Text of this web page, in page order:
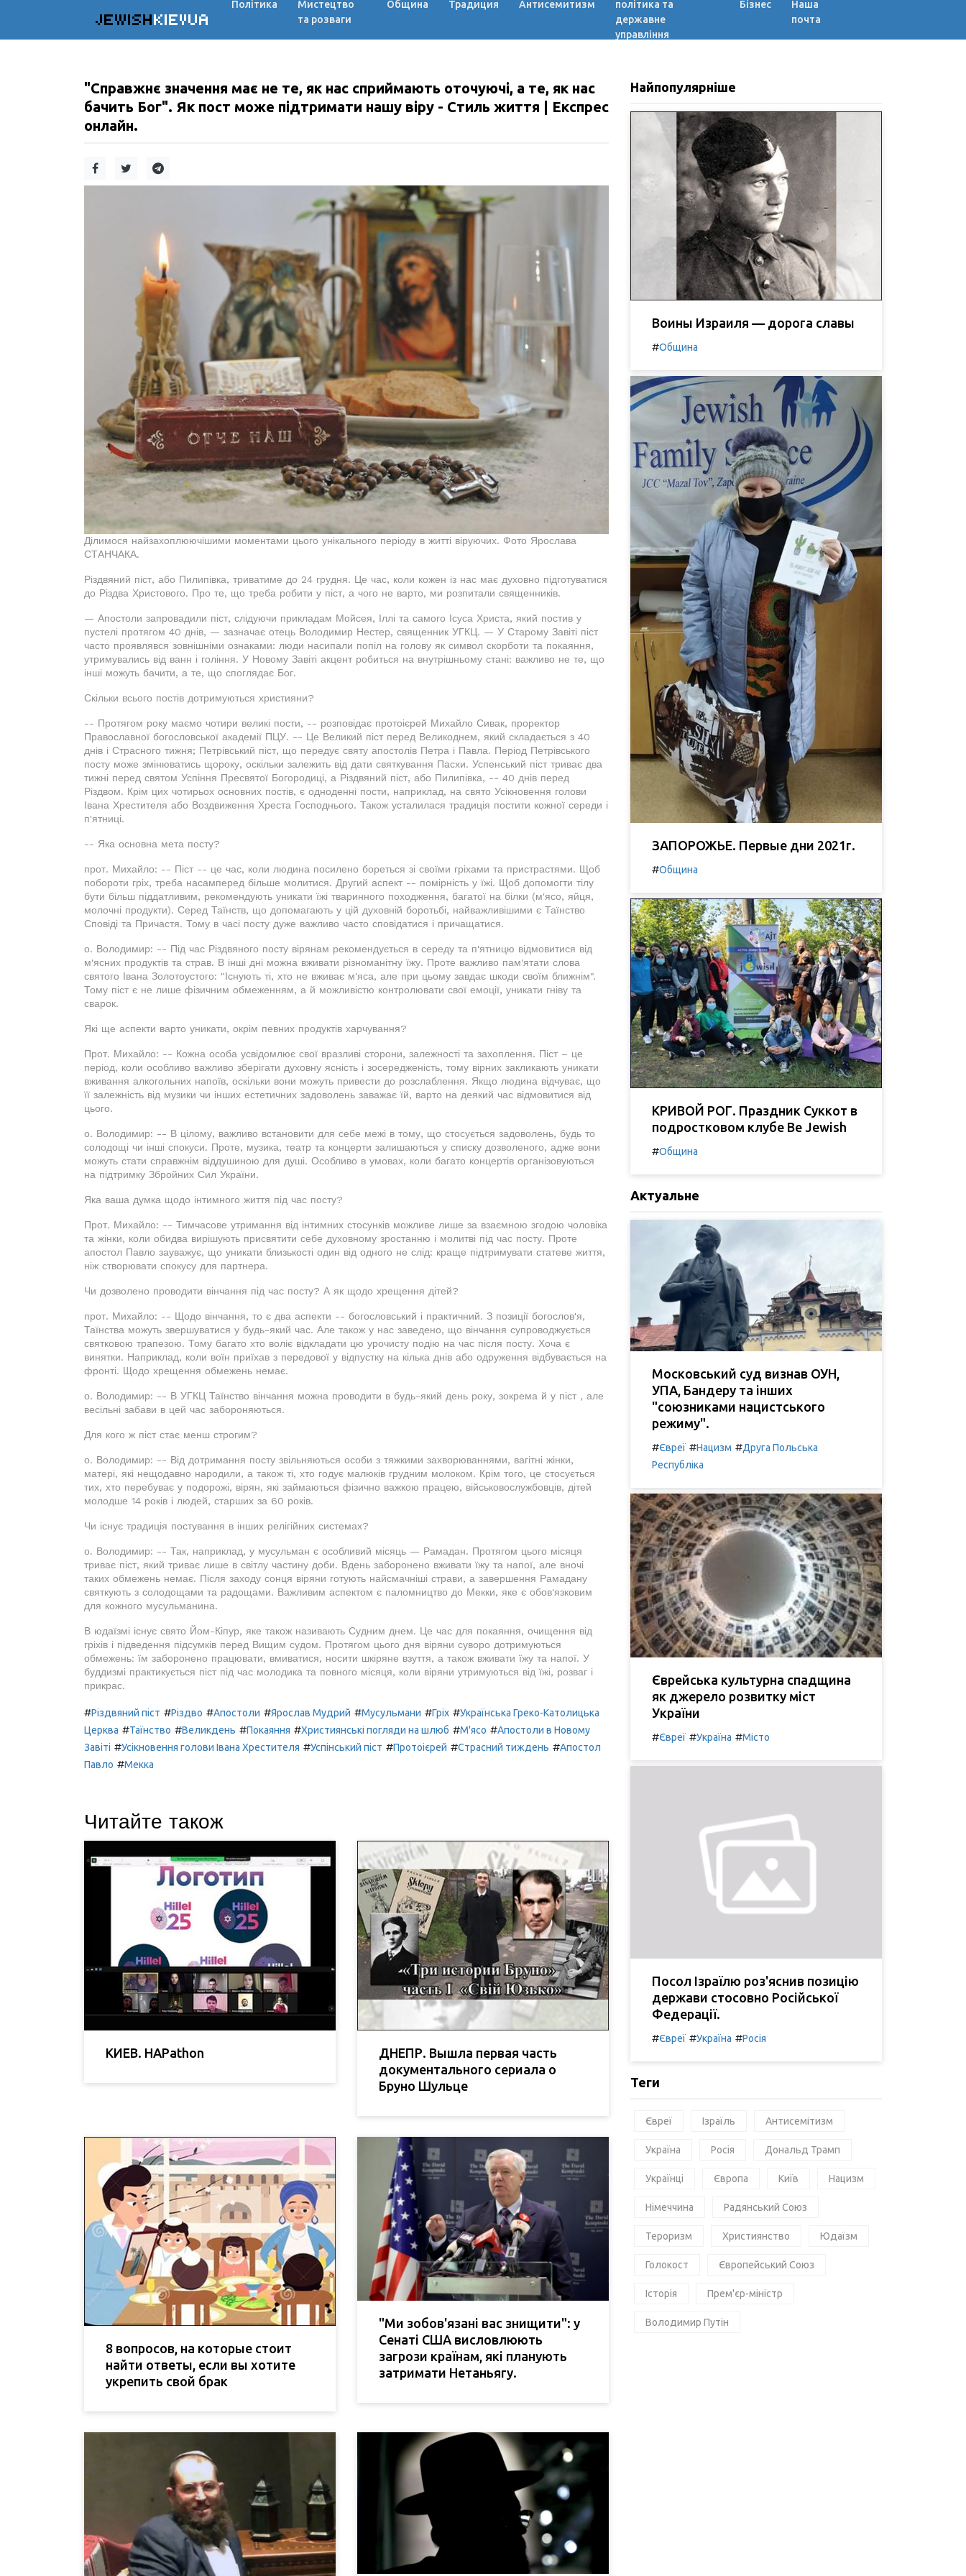
JEWISHKIEVUA
Політика
Мистецтво
та розваги
Община Традиция Антисемитизм
політика та
державне
управління
Бізнес
Наша
почта
"Справжнє значення має не те, як нас сприймають оточуючі, а те, як нас
бачить Бог". Як пост може підтримати нашу віру - Стиль життя | Експрес
онлайн.
Ділимося найзахоплюючішими моментами цього унікального періоду в житті віруючих. Фото Ярослава
СТАНЧАКА.
Різдвяний піст, або Пилипівка, триватиме до 24 грудня. Це час, коли кожен із нас має духовно підготуватися
до Різдва Христового. Про те, що треба робити у піст, а чого не варто, ми розпитали священників.
— Апостоли запровадили піст, слідуючи прикладам Мойсея, Іллі та самого Ісуса Христа, який постив у
пустелі протягом 40 днів, — зазначає отець Володимир Нестер, священник УГКЦ. — У Старому Завіті піст
часто проявлявся зовнішніми ознаками: люди насипали попіл на голову як символ скорботи та покаяння,
утримувались від ванн і гоління. У Новому Завіті акцент робиться на внутрішньому стані: важливо не те, що
інші можуть бачити, а те, що споглядає Бог.
Скільки всього постів дотримуються християни?
-- Протягом року маємо чотири великі пости, -- розповідає протоієрей Михайло Сивак, проректор
Православної богословської академії ПЦУ. -- Це Великий піст перед Великоднем, який складається з 40
днів і Страсного тижня; Петрівський піст, що передує святу апостолів Петра і Павла. Період Петрівського
посту може змінюватись щороку, оскільки залежить від дати святкування Пасхи. Успенський піст триває два
тижні перед святом Успіння Пресвятої Богородиці, а Різдвяний піст, або Пилипівка, -- 40 днів перед
Різдвом. Крім цих чотирьох основних постів, є одноденні пости, наприклад, на свято Усікновення голови
Івана Хрестителя або Воздвиження Хреста Господнього. Також усталилася традиція постити кожної середи і
п'ятниці.
-- Яка основна мета посту?
прот. Михайло: -- Піст -- це час, коли людина посилено бореться зі своїми гріхами та пристрастями. Щоб
побороти гріх, треба насамперед більше молитися. Другий аспект -- помірність у їжі. Щоб допомогти тілу
бути більш піддатливим, рекомендують уникати їжі тваринного походження, багатої на білки (м'ясо, яйця,
молочні продукти). Серед Таїнств, що допомагають у цій духовній боротьбі, найважливішими є Таїнство
Сповіді та Причастя. Тому в часі посту дуже важливо часто сповідатися і причащатися.
о. Володимир: -- Під час Різдвяного посту вірянам рекомендується в середу та п'ятницю відмовитися від
м'ясних продуктів та страв. В інші дні можна вживати різноманітну їжу. Проте важливо пам'ятати слова
святого Івана Золотоустого: "Існують ті, хто не вживає м'яса, але при цьому завдає шкоди своїм ближнім".
Тому піст є не лише фізичним обмеженням, а й можливістю контролювати свої емоції, уникати гніву та
сварок.
Які ще аспекти варто уникати, окрім певних продуктів харчування?
Прот. Михайло: -- Кожна особа усвідомлює свої вразливі сторони, залежності та захоплення. Піст – це
період, коли особливо важливо зберігати духовну ясність і зосередженість, тому вірних закликають уникати
вживання алкогольних напоїв, оскільки вони можуть привести до розслаблення. Якщо людина відчуває, що
її залежність від музики чи інших естетичних задоволень заважає їй, варто на деякий час відмовитися від
цього.
о. Володимир: -- В цілому, важливо встановити для себе межі в тому, що стосується задоволень, будь то
солодощі чи інші спокуси. Проте, музика, театр та концерти залишаються у списку дозволеного, адже вони
можуть стати справжнім віддушиною для душі. Особливо в умовах, коли багато концертів організовуються
на підтримку Збройних Сил України.
Яка ваша думка щодо інтимного життя під час посту?
Прот. Михайло: -- Тимчасове утримання від інтимних стосунків можливе лише за взаємною згодою чоловіка
та жінки, коли обидва вирішують присвятити себе духовному зростанню і молитві під час посту. Проте
апостол Павло зауважує, що уникати близькості один від одного не слід: краще підтримувати статеве життя,
ніж створювати спокусу для партнера.
Чи дозволено проводити вінчання під час посту? А як щодо хрещення дітей?
прот. Михайло: -- Щодо вінчання, то є два аспекти -- богословський і практичний. З позиції богослов'я,
Таїнства можуть звершуватися у будь-який час. Але також у нас заведено, що вінчання супроводжується
святковою трапезою. Тому багато хто воліє відкладати цю урочисту подію на час після посту. Хоча є
винятки. Наприклад, коли воїн приїхав з передової у відпустку на кілька днів або одруження відбувається на
фронті. Щодо хрещення обмежень немає.
о. Володимир: -- В УГКЦ Таїнство вінчання можна проводити в будь-який день року, зокрема й у піст , але
весільні забави в цей час забороняються.
Для кого ж піст стає менш строгим?
о. Володимир: -- Від дотримання посту звільняються особи з тяжкими захворюваннями, вагітні жінки,
матері, які нещодавно народили, а також ті, хто годує малюків грудним молоком. Крім того, це стосується
тих, хто перебуває у подорожі, вірян, які займаються фізично важкою працею, військовослужбовців, дітей
молодше 14 років і людей, старших за 60 років.
Чи існує традиція постування в інших релігійних системах?
о. Володимир: -- Так, наприклад, у мусульман є особливий місяць — Рамадан. Протягом цього місяця
триває піст, який триває лише в світлу частину доби. Вдень заборонено вживати їжу та напої, але вночі
таких обмежень немає. Після заходу сонця віряни готують найсмачніші страви, а завершення Рамадану
святкують з солодощами та радощами. Важливим аспектом є паломництво до Мекки, яке є обов'язковим
для кожного мусульманина.
В юдаїзмі існує свято Йом-Кіпур, яке також називають Судним днем. Це час для покаяння, очищення від
гріхів і підведення підсумків перед Вищим судом. Протягом цього дня віряни суворо дотримуються
обмежень: їм заборонено працювати, вмиватися, носити шкіряне взуття, а також вживати їжу та напої. У
буддизмі практикується піст під час молодика та повного місяця, коли віряни утримуються від їжі, розваг і
прикрас.
#Різдвяний піст #Різдво #Апостоли #Ярослав Мудрий #Мусульмани #Гріх #Українська Греко-Католицька
Церква #Таїнство #Великдень #Покаяння #Християнські погляди на шлюб #М'ясо #Апостоли в Новому
Завіті #Усікновення голови Івана Хрестителя #Успінський піст #Протоієрей #Страсний тиждень #Апостол
Павло #Мекка
Читайте також
КИЕВ. HAPathon
ДНЕПР. Вышла первая часть
документального сериала о
Бруно Шульце
8 вопросов, на которые стоит
найти ответы, если вы хотите
укрепить свой брак
"Ми зобов'язані вас знищити": у
Сенаті США висловлюють
загрози країнам, які планують
затримати Нетаньягу.
Найпопулярніше
Воины Израиля — дорога славы
#Община
ЗАПОРОЖЬЕ. Первые дни 2021г.
#Община
КРИВОЙ РОГ. Праздник Суккот в
подростковом клубе Be Jewish
#Община
Актуальне
Московський суд визнав ОУН,
УПА, Бандеру та інших
"союзниками нацистського
режиму".
#Євреї #Нацизм #Друга Польська
Республіка
Єврейська культурна спадщина
як джерело розвитку міст
України
#Євреї #Україна #Місто
Посол Ізраїлю роз'яснив позицію
держави стосовно Російської
Федерації.
#Євреї #Україна #Росія
Теги
Євреї Ізраїль Антисемітизм
Україна Росія Дональд Трамп
Українці Європа Київ Нацизм
Німеччина Радянський Союз
Тероризм Християнство Юдаїзм
Голокост Європейський Союз
Історія Прем'єр-міністр
Володимир Путін